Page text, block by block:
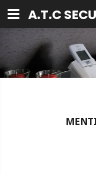
Panneau de gestion des
A.T.C